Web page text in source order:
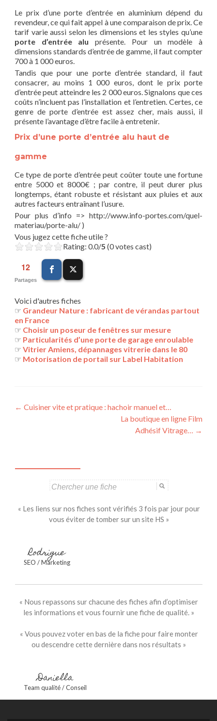
Le prix d’une porte d’entrée en aluminium dépend du
revendeur, ce qui fait appel à une comparaison de prix. Ce
tarif varie aussi selon les dimensions et les styles qu’une
porte d’entrée aluprésente. Pour un modèle à
dimensions standards d’entrée de gamme, il faut compter
700 à 1 000 euros.
Tandis que pour une porte d’entrée standard, il faut
consacrer, au moins 1 000 euros, dont le prix porte
d’entrée peut atteindre les 2 000 euros. Signalons que ces
coûts n’incluent pas l’installation et l’entretien. Certes, ce
genre de porte d’entrée est assez cher, mais aussi, il
présente l’avantage d’être facile à entretenir.
Prix d’une porte d’entrée alu haut de
gamme
Ce type de porte d’entrée peut coûter toute une fortune
entre 5000 et 8000€ ; par contre, il peut durer plus
longtemps, étant robuste et résistant aux pluies et aux
autres facteurs entraînant l’usure.
Pour plus d’info => http://www.info-portes.com/quel-
materiau/porte-alu/ )
Vous jugez cette fiche utile ?
Rating: 0.0/5 (0 votes cast)
12
Partages
Voici d'autres fiches
☞ Grandeur Nature : fabricant de vérandas partout
en France
☞ Choisir un poseur de fenêtres sur mesure
☞ Particularités d’une porte de garage enroulable
☞ Vitrier Amiens, dépannages vitrerie dans le 80
☞ Motorisation de portail sur Label Habitation
Navigation
← Cuisiner vite et pratique : hachoir manuel et…
La boutique en ligne Film
Adhésif Vitrage… →
« Les liens sur nos fiches sont vérifiés 3 fois par jour pour
vous éviter de tomber sur un site HS »
Rodrigue
SEO / Marketing
« Nous repassons sur chacune des fiches afin d’optimiser
les informations et vous fournir une fiche de qualité. »
« Vous pouvez voter en bas de la fiche pour faire monter
ou descendre cette dernière dans nos résultats »
Daniella
Team qualité / Conseil